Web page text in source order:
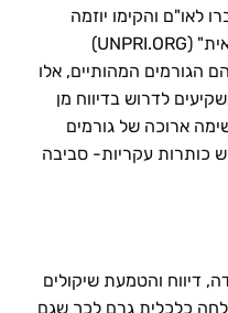
לאו"ם והקימו יוזמה
שנקראת "עקרונות להשקעה אחראית" (UNPRI.ORG)
הגורמים המהותיים, אלו
לדרוש בדיווח מן
ארוכה של גורמים
כותרות עקריות- סביבה
דיווח והטמעת שיקולים
כלכלית גרם לכך שגם